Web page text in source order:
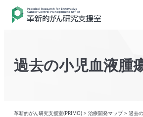
過去の小児血液腫
革新的がん研究支援室(PRIMO) > 治療開発マップ> 過去